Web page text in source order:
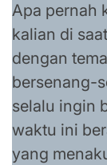
Apa pernah
kalian di
dengan
bersenang-
selalu ingin
waktu ini
yang